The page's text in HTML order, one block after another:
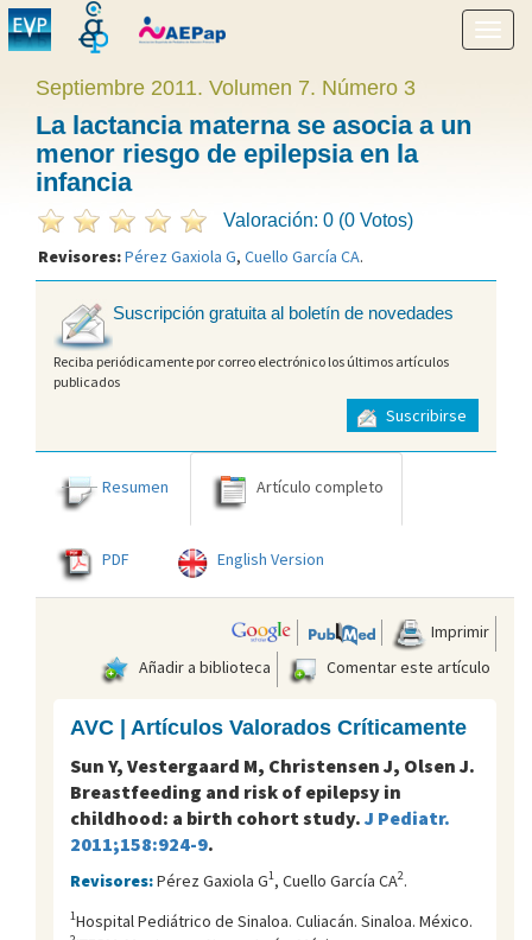
menú
Septiembre 2011. Volumen 7. Número 3
La lactancia materna se asocia a un
menor riesgo de epilepsia en la
infancia
Valoración: 0 (0 Votos)
Revisores:Pérez Gaxiola G, Cuello García CA.
Suscripción gratuita al boletín de novedades
Reciba periódicamente por correo electrónico los últimos artículos
publicados
Suscribirse
Resumen Artículo completo
PDF English Version
Imprimir
Añadir a biblioteca
Comentar este artículo
AVC | Artículos Valorados Críticamente
Sun Y, Vestergaard M, Christensen J, Olsen J.
Breastfeeding and risk of epilepsy in
childhood: a birth cohort study. J Pediatr.
2011;158:924-9.
Revisores:Pérez Gaxiola G1, Cuello García CA2.
1Hospital Pediátrico de Sinaloa. Culiacán. Sinaloa. México.